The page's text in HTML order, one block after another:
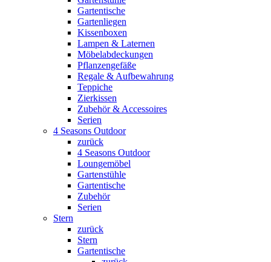
Gartentische
Gartenliegen
Kissenboxen
Lampen & Laternen
Möbelabdeckungen
Pflanzengefäße
Regale & Aufbewahrung
Teppiche
Zierkissen
Zubehör & Accessoires
Serien
4 Seasons Outdoor
zurück
4 Seasons Outdoor
Loungemöbel
Gartenstühle
Gartentische
Zubehör
Serien
Stern
zurück
Stern
Gartentische